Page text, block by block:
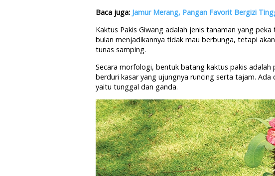
Baca juga: Jamur Merang, Pangan Favorit Bergizi
Kaktus Pakis Giwang adalah jenis tanaman yang
bulan menjadikannya tidak mau berbunga, tetapi
tunas samping.
Secara morfologi, bentuk batang kaktus pakis adalah
berduri kasar yang ujungnya runcing serta tajam. Ada
yaitu tunggal dan ganda.